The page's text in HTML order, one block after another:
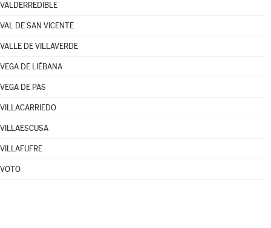
VALDERREDIBLE
VAL DE SAN VICENTE
VALLE DE VILLAVERDE
VEGA DE LIÉBANA
VEGA DE PAS
VILLACARRIEDO
VILLAESCUSA
VILLAFUFRE
VOTO